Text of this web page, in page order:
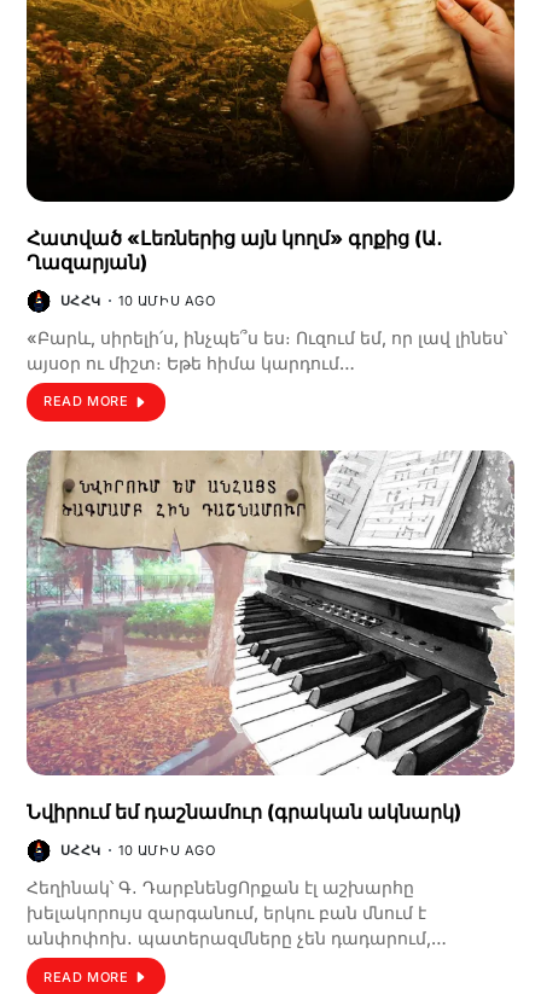
Հատված «Լեռներից այն կողմ» գրքից (Ա․
Ղազարյան)
ՍՀՀԿ 10 ԱՄԻՍ AGO
«­Բարև, սի­րե­լի՛ս, ինչ­պե՞ս ես։ Ու­զում եմ, որ լավ լի­նես՝
այ­սօր ու միշտ։ Ե­թե հի­մա կար­դում…
READ MORE
Նվիրում եմ դաշնամուր (գրական ակնարկ)
ՍՀՀԿ 10 ԱՄԻՍ AGO
Հեղինակ՝ Գ․ ԴարբնենցՈրքան էլ աշխարհը
խելակորույս զարգանում, երկու բան մնում է
անփոփոխ․ պատերազմները չեն դադարում,…
READ MORE